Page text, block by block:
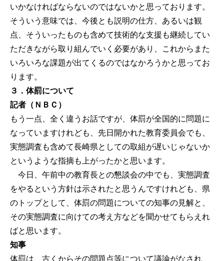
いかなければならないのではないかと思っております。
そういう意味では、今後とも説明の仕方、あるいは観
点、そういったものも含めて技術的な支援も継続してい
ただきながら取り組んでいく必要があり、これからまた
いろいろな課題が出てくるのではなかろうかと思ってお
ります。
３．体罰について
記者（ＮＢＣ）
もう一点、全く違うお話ですが、体罰が全国的に問題に
なっていますけれども、先日開かれた教育委員会でも、
実態調査も含めて長崎県としての取組が遅いじゃないか
というような指摘も上がったかと思います。
今日、午前中の教育長との懇談会の中でも、実態調査
をやるという方針は示されたと思うんですけれども、県
のトップとして、体罰の問題についての知事の見解と、
その実態調査に向けての考え方などを聞かせてもらえれ
ばと思います。
知事
体罰は、古くからその問題点等について議論がなされ、